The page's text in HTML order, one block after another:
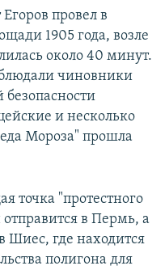
провел в
1905 года, возле
около 40 минут.
чиновники
и несколько
Мороза" прошла
точка "протестного
в Пермь, а
Шиес, где находится
полигона для